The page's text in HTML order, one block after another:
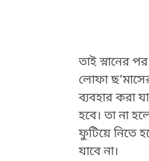
তাই স্নানের
লোফা
ব্যবহার করা
হবে। তা না
ফুটিয়ে নিতে
যাবে না।